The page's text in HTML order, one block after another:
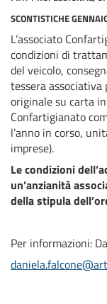
SCONTISTICHE
L’associato
condizioni di
del veicolo,
tessera associativa
originale su carta
Confartigianato
l’anno in corso,
imprese).
Le condizioni
un’anzianità
della stipula
Per informazioni: